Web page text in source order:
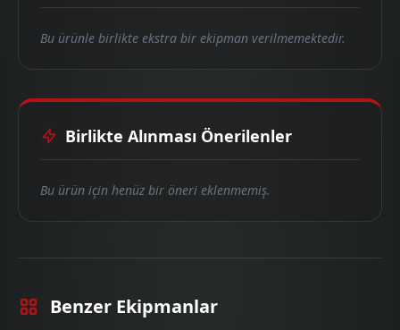
Bu ürünle birlikte ekstra bir ekipman verilmemektedir.
Birlikte Alınması Önerilenler
Bu ürün için henüz bir öneri eklenmemiş.
Benzer Ekipmanlar